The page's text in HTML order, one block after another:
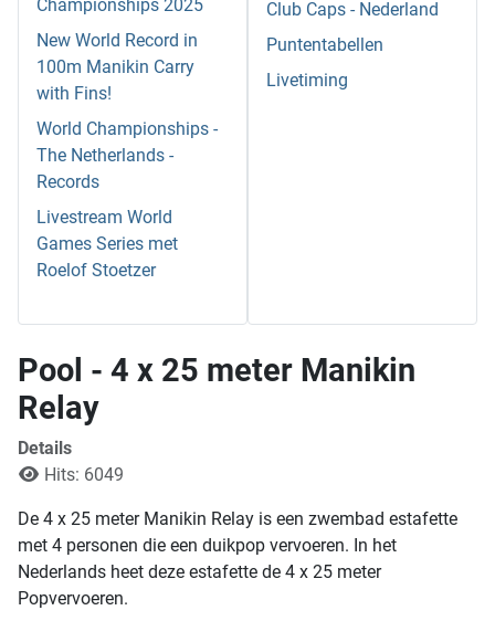
Championships 2025
New World Record in
100m Manikin Carry
with Fins!
World Championships -
The Netherlands -
Records
Livestream World
Games Series met
Roelof Stoetzer
Club Caps - Nederland
Puntentabellen
Livetiming
Pool - 4 x 25 meter Manikin
Relay
Details
Hits: 6049
De 4 x 25 meter Manikin Relay is een zwembad estafette
met 4 personen die een duikpop vervoeren. In het
Nederlands heet deze estafette de 4 x 25 meter
Popvervoeren.